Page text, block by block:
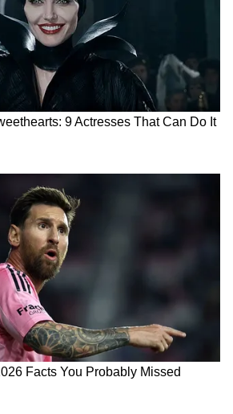
जीतना नहीं है, बल्कि युवा
अनुशासन और खेल को जीवन के
के लिए प्रेरित करना भी है।
इंडिया, युवा मामले और खेल
का धन्यवाद करता हूं जिन्होंने मेरी
है।"
का पूरा भरोसा
ने भारतीय फाइटर पर पूरा भरोसा
तैयारी में कोई कसर नहीं छोड़ी
बेहतर स्ट्राइकिंग, कंडीशनिंग
दो वर्षों में काफी विकसित हुई
सम्मान करते हैं, लेकिन संग्राम
प्रदर्शन देने के लिए पूरी
इवेंट को सराहा